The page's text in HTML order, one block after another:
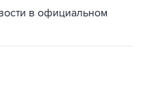
в официальном